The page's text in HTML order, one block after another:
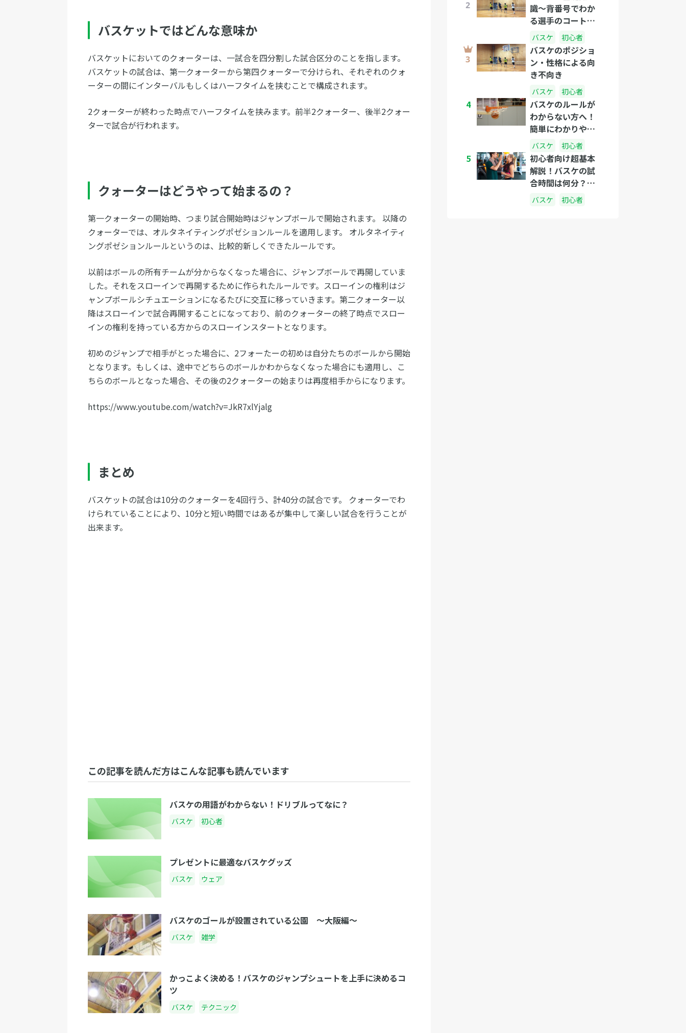
バスケットではどんな意味か
バスケットにおいてのクォーターは、一試合を四分割した試合区分のことを指します。
バスケットの試合は、第一クォーターから第四クォーターで分けられ、それぞれのクォ
ーターの間にインターバルもしくはハーフタイムを挟むことで構成されます。
2クォーターが終わった時点でハーフタイムを挟みます。前半2クォーター、後半2クォー
ターで試合が行われます。
クォーターはどうやって始まるの？
第一クォーターの開始時、つまり試合開始時はジャンプボールで開始されます。 以降の
クォーターでは、オルタネイティングポゼションルールを適用します。 オルタネイティ
ングポゼションルールというのは、比較的新しくできたルールです。
以前はボールの所有チームが分からなくなった場合に、ジャンプボールで再開していま
した。それをスローインで再開するために作られたルールです。スローインの権利はジ
ャンプボールシチュエーションになるたびに交互に移っていきます。第二クォーター以
降はスローインで試合再開することになっており、前のクォーターの終了時点でスロー
インの権利を持っている方からのスローインスタートとなります。
初めのジャンプで相手がとった場合に、2フォーたーの初めは自分たちのボールから開始
となります。もしくは、途中でどちらのボールかわからなくなった場合にも適用し、こ
ちらのボールとなった場合、その後の2クォーターの始まりは再度相手からになります。
https://www.youtube.com/watch?v=JkR7xlYjalg
まとめ
バスケットの試合は10分のクォーターを4回行う、計40分の試合です。 クォーターでわ
けられていることにより、10分と短い時間ではあるが集中して楽しい試合を行うことが
出来ます。
この記事を読んだ方はこんな記事も読んでいます
バスケの用語がわからない！ドリブルってなに？
バスケ 初心者
プレゼントに最適なバスケグッズ
バスケ ウェア
バスケのゴールが設置されている公園 〜大阪編〜
バスケ 雑学
かっこよく決める！バスケのジャンプシュートを上手に決めるコ
ツ
バスケ テクニック
識〜背番号でわか
る選手のコート上
の役割を解説しま
す〜
バスケ 初心者
バスケのポジショ
ン・性格による向
き不向き
バスケ 初心者
4
バスケのルールが
わからない方へ！
簡単にわかりやす
く説明しましょ
う！
バスケ 初心者
5
初心者向け超基本
解説！バスケの試
合時間は何分？休
憩中は何をしてる
バスケ 初心者